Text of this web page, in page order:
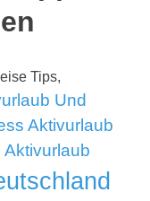
Tips,
Und
Aktivurlaub
Aktivurlaub